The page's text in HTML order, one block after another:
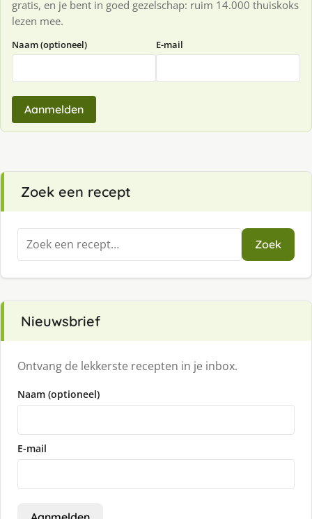
gratis, en je bent in goed gezelschap: ruim 14.000 thuiskoks
lezen mee.
Naam (optioneel) E-mail
Aanmelden
Zoek een recept
Zoeken
naar:
Zoek
Nieuwsbrief
Ontvang de lekkerste recepten in je inbox.
Naam (optioneel)
E-mail